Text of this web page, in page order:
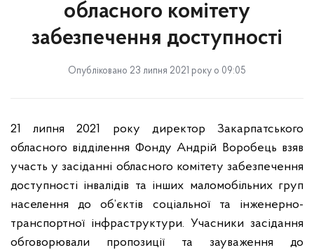
обласного комітету
забезпечення доступності
Опубліковано 23 липня 2021 року о 09:05
21 липня 2021 року директор Закарпатського
обласного відділення Фонду Андрій Воробець взяв
участь у засіданні обласного комітету забезпечення
доступності інвалідів та інших маломобільних груп
населення до об’єктів соціальної та інженерно-
транспортної інфраструктури. Учасники засідання
обговорювали пропозиції та зауваження до